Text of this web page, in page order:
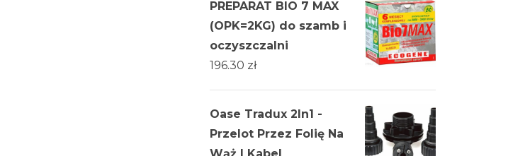
PREPARAT BIO 7 MAX
(OPK=2KG) do szamb i
oczyszczalni
196.30 zł
Oase Tradux 2In1 -
Przelot Przez Folię Na